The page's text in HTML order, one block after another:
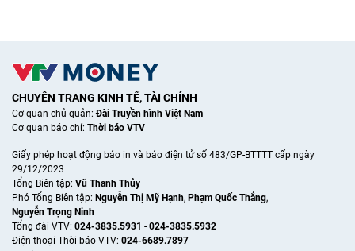
CHUYÊN TRANG KINH TẾ, TÀI CHÍNH
Cơ quan chủ quản:Đài Truyền hình Việt Nam
Cơ quan báo chí: Thời báo VTV
Giấy phép hoạt động báo in và báo điện tử số 483/GP-BTTTT cấp ngày
29/12/2023
Tổng Biên tập: Vũ Thanh Thủy
Phó Tổng Biên tập: Nguyễn Thị Mỹ Hạnh, Phạm Quốc Thắng,
Nguyễn Trọng Ninh
Tổng đài VTV: 024-3835.5931 - 024-3835.5932
Ðiện thoại Thời báo VTV: 024-6689.7897